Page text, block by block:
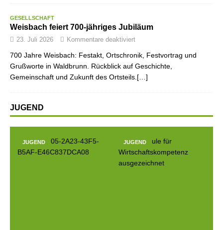
GESELLSCHAFT
Weisbach feiert 700-jähriges Jubiläum
23. Juli 2026 Kommentare deaktiviert
700 Jahre Weisbach: Festakt, Ortschronik, Festvortrag und
Grußworte in Waldbrunn. Rückblick auf Geschichte,
Gemeinschaft und Zukunft des Ortsteils.[…]
JUGEND
JUGEND JUGEND